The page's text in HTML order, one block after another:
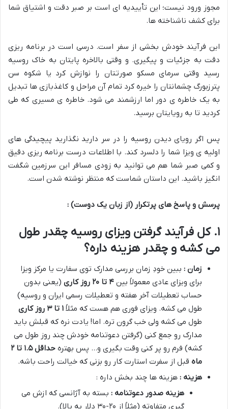
مجوز ورود نیست؛ این تأییدیه ای است بر صبر دقت و اشتیاق شما
برای کشف ناشناخته ها.
این فرآیند خودش بخشی از سفر است. درسی است در برنامه ریزی
دقت به جزئیات و پیگیری. و وقتی بالاخره پایتان به خاک روسیه
رسید وقتی سرمای مسکو صورتتان را نوازش کرد یا شکوه سن
پترزبورگ چشمانتان را خیره کرد تمام آن مراحل و کاغذبازی ها تبدیل
به یک خاطره ی دور اما ارزشمند می شود. خاطره ی مسیری که طی
کردید تا به رویایتان برسید.
پس اگر رویای دیدن روسیه را در سر دارید نگذارید پیچیدگی های
اولیه ی ویزا شما را دلسرد کند. با اطلاعات درست برنامه ریزی دقیق
و کمی صبر شما هم می توانید به زودی مسافر این سرزمین شگفت
انگیز باشید. این داستان شماست که منتظر نوشته شدن است.
پرسش و پاسخ های پرتکرار (از زبان یک دوست) :
۱. کل فرآیند گرفتن ویزای روسیه چقدر طول
می کشه و چقدر هزینه داره؟
زمان : ببین خودِ زمان بررسی مدارک توی سفارت یا مرکز ویزا
برای ویزای عادی معمولاً بین ۴ تا ۲۰ روز کاری (یعنی بدون
حساب تعطیلات آخر هفته و تعطیلات رسمی ایران و روسیه)
طول می کشه. ویزای فوری هم هست که مثلاً ۱ تا۳ روز کاری
طول می کشه ولی خب گرون تره. اما! یادت نره که قبلش باید
مدارک رو جمع کنی (گرفتن دعوتنامه خودش چند روز طول می
کشه) فرم رو پر کنی وقت بگیری و… پس بهتره حداقل۱.۵ تا۲
ماه قبل از سفرت استارت کار رو بزنی که خیالت راحت باشه.
هزینه : هزینه ها چند بخش داره :
هزینه صدور دعوتنامه : بسته به آژانسی که ازش می
گیری متفاوته (مثلاً از ۲۰-۳۰ دلار به بالا).